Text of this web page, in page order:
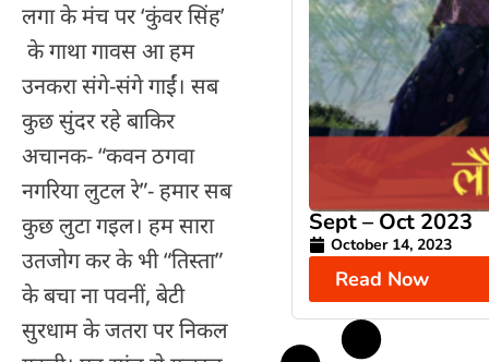
लगा के मंच पर ‘कुंवर सिंह’
के गाथा गावस आ हम
उनकरा संगे-संगे गाईं। सब
कुछ सुंदर रहे बाकिर
अचानक- “कवन ठगवा
नगरिया लुटल रे”- हमार सब
कुछ लुटा गइल। हम सारा
उतजोग कर के भी “तिस्ता”
के बचा ना पवनीं, बेटी
सुरधाम के जतरा पर निकल
Sept – Oct 2023
October 14, 2023
Read Now